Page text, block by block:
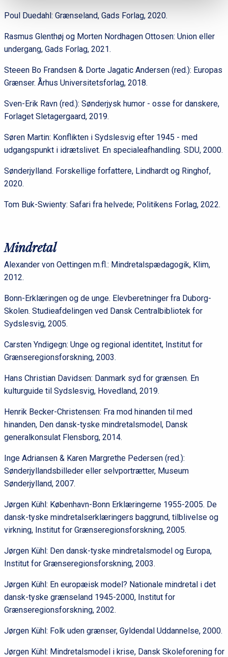
Poul Duedahl: Grænseland, Gads Forlag, 2020.
Rasmus Glenthøj og Morten Nordhagen Ottosen: Union eller
undergang, Gads Forlag, 2021.
Steeen Bo Frandsen & Dorte Jagatic Andersen (red.): Europas
Grænser. Århus Universitetsforlag, 2018.
Sven-Erik Ravn (red.): Sønderjysk humor - osse for danskere,
Forlaget Sletagergaard, 2019.
Søren Martin: Konflikten i Sydslesvig efter 1945 - med
udgangspunkt i idrætslivet. En specialeafhandling. SDU, 2000.
Sønderjylland. Forskellige forfattere, Lindhardt og Ringhof,
2020.
Tom Buk-Swienty: Safari fra helvede; Politikens Forlag, 2022.
Mindretal
Alexander von Oettingen m.fl.: Mindretalspædagogik, Klim,
2012.
Bonn-Erklæringen og de unge. Elevberetninger fra Duborg-
Skolen. Studieafdelingen ved Dansk Centralbibliotek for
Sydslesvig, 2005.
Carsten Yndigegn: Unge og regional identitet, Institut for
Grænseregionsforskning, 2003.
Hans Christian Davidsen: Danmark syd for grænsen. En
kulturguide til Sydslesvig, Hovedland, 2019.
Henrik Becker-Christensen: Fra mod hinanden til med
hinanden, Den dansk-tyske mindretalsmodel, Dansk
generalkonsulat Flensborg, 2014.
Inge Adriansen & Karen Margrethe Pedersen (red.):
Sønderjyllandsbilleder eller selvportrætter, Museum
Sønderjylland, 2007.
Jørgen Kühl: København-Bonn Erklæringerne 1955-2005. De
dansk-tyske mindretalserklæringers baggrund, tilblivelse og
virkning, Institut for Grænseregionsforskning, 2005.
Jørgen Kühl: Den dansk-tyske mindretalsmodel og Europa,
Institut for Grænseregionsforskning, 2003.
Jørgen Kühl: En europæisk model? Nationale mindretal i det
dansk-tyske grænseland 1945-2000, Institut for
Grænseregionsforskning, 2002.
Jørgen Kühl: Folk uden grænser, Gyldendal Uddannelse, 2000.
Jørgen Kühl: Mindretalsmodel i krise, Dansk Skoleforening for